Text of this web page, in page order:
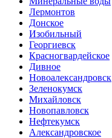
Лермонтов
Донское
Изобильный
Георгиевск
Красногвардейское
Дивное
Новоалександровск
Зеленокумск
Михайловск
Новопавловск
Нефтекумск
Александровское